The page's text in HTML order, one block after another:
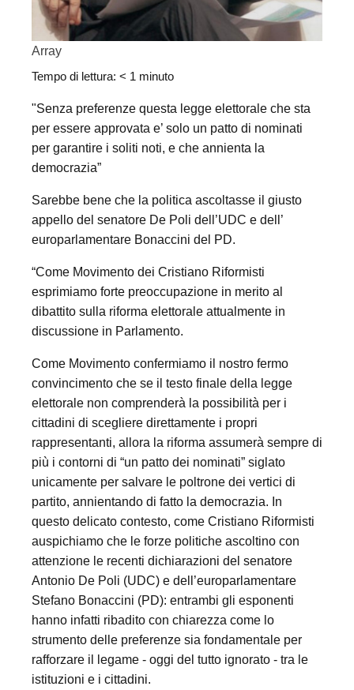
Array
Tempo di lettura: < 1 minuto
"Senza preferenze questa legge elettorale che sta
per essere approvata e’ solo un patto di nominati
per garantire i soliti noti, e che annienta la
democrazia”
Sarebbe bene che la politica ascoltasse il giusto
appello del senatore De Poli dell’UDC e dell’
europarlamentare Bonaccini del PD.
“Come Movimento dei Cristiano Riformisti
esprimiamo forte preoccupazione in merito al
dibattito sulla riforma elettorale attualmente in
discussione in Parlamento.
Come Movimento confermiamo il nostro fermo
convincimento che se il testo finale della legge
elettorale non comprenderà la possibilità per i
cittadini di scegliere direttamente i propri
rappresentanti, allora la riforma assumerà sempre di
più i contorni di “un patto dei nominati” siglato
unicamente per salvare le poltrone dei vertici di
partito, annientando di fatto la democrazia. In
questo delicato contesto, come Cristiano Riformisti
auspichiamo che le forze politiche ascoltino con
attenzione le recenti dichiarazioni del senatore
Antonio De Poli (UDC) e dell’europarlamentare
Stefano Bonaccini (PD): entrambi gli esponenti
hanno infatti ribadito con chiarezza come lo
strumento delle preferenze sia fondamentale per
rafforzare il legame - oggi del tutto ignorato - tra le
istituzioni e i cittadini.